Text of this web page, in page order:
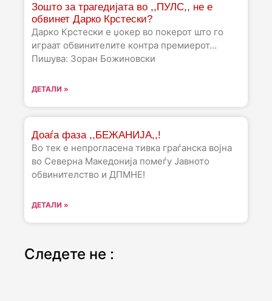
Зошто за трагедијата во ,,ПУЛС,, не е
обвинет Дарко Крстески?
Дарко Крстески е џокер во покерот што го
играат обвинителите контра премиерот…
Пишува: Зоран Божиновски
ДЕТАЛИ »
Доаѓа фаза ,,БЕЖАНИЈА,,!
Во тек е непрогласена тивка граѓанска војна
во Северна Македонија помеѓу Јавното
обвинителство и ДПМНЕ!
ДЕТАЛИ »
Следете не :